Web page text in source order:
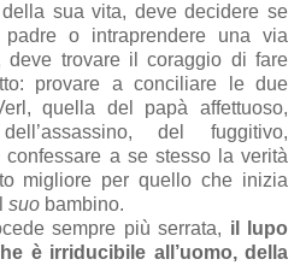
sua vita, deve decidere se
o intraprendere una via
deve trovare il coraggio di fare
provare a conciliare le due
quella del papà affettuoso,
del fuggitivo,
a se stesso la verità
migliore per quello che inizia
suo bambino.
sempre più serrata, il lupo
è irriducibile all’uomo, della